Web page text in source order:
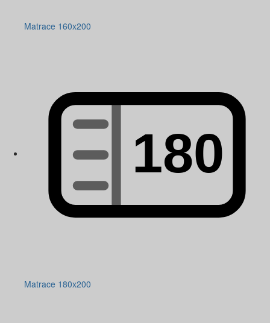
Matrace 160x200
Matrace 180x200